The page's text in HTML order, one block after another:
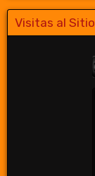
Visitas al Sitio